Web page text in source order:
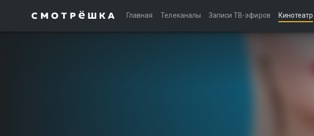
Главная Телеканалы Записи ТВ-эфиров Кинотеатр